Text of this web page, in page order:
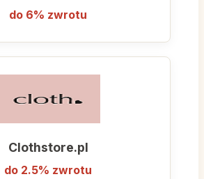
do 6% zwrotu
Clothstore.pl
do 2.5% zwrotu